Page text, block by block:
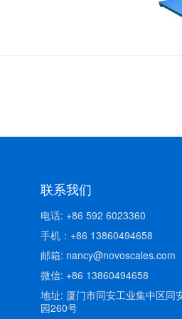
联系我们
电话: +86 592 6023360
手机：+86 13860494658
邮箱: nancy@novoscales.com
微信: +86 13860494658
地址: 厦门市同安工业集中区同
园260号